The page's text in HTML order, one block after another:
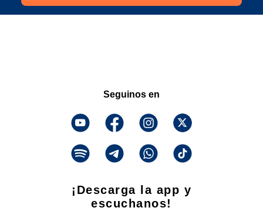
Seguinos en
¡Descarga la app y
escuchanos!